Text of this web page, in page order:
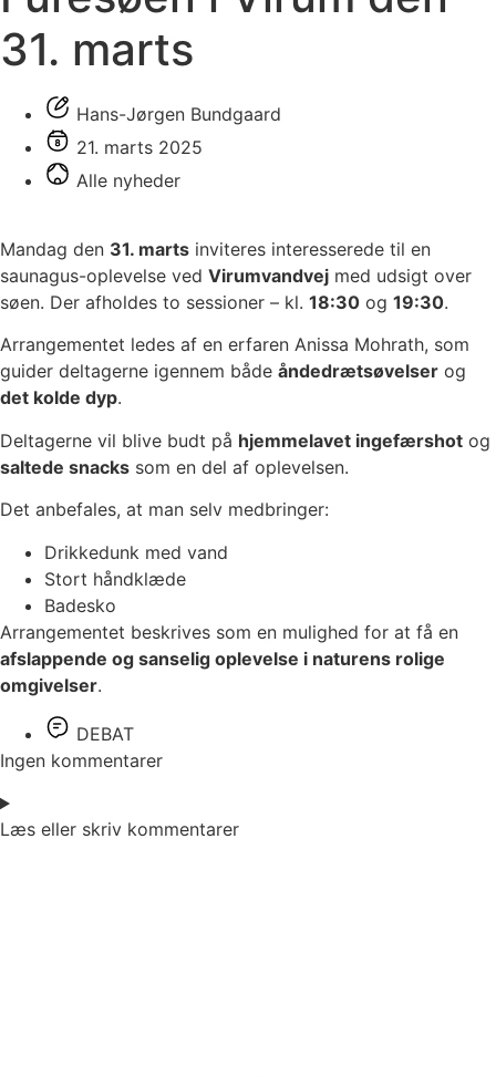
31. marts
Hans-Jørgen Bundgaard
21. marts 2025
Alle nyheder
Mandag den 31. marts inviteres interesserede til en
saunagus-oplevelse ved Virumvandvej med udsigt over
søen. Der afholdes to sessioner – kl. 18:30 og 19:30.
Arrangementet ledes af en erfaren Anissa Mohrath, som
guider deltagerne igennem både åndedrætsøvelser og
det kolde dyp.
Deltagerne vil blive budt på hjemmelavet ingefærshot og
saltede snacks som en del af oplevelsen.
Det anbefales, at man selv medbringer:
Drikkedunk med vand
Stort håndklæde
Badesko
Arrangementet beskrives som en mulighed for at få en
afslappende og sanselig oplevelse i naturens rolige
omgivelser.
DEBAT
Ingen kommentarer
Læs eller skriv kommentarer